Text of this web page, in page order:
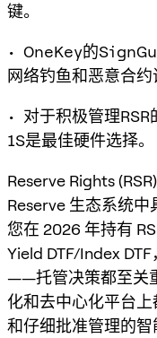
键。
• OneKey的
网络钓鱼和恶意合约
• 对于积极管理
1S是最佳硬件选择。
Reserve Rights
Reserve 生态系统
您在 2026 年持有
Yield DTF/Index
——托管决策都至关
化和去中心化平台
和仔细批准管理的